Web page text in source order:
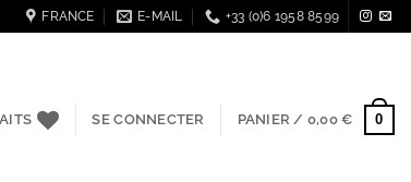
FRANCE E-MAIL +33 (0)6 1958 8599
SE CONNECTER PANIER / 0,00€ 0